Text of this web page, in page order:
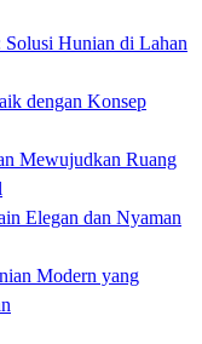
Hunian di Lahan
dengan Konsep
Mewujudkan Ruang
Elegan dan Nyaman
Modern yang